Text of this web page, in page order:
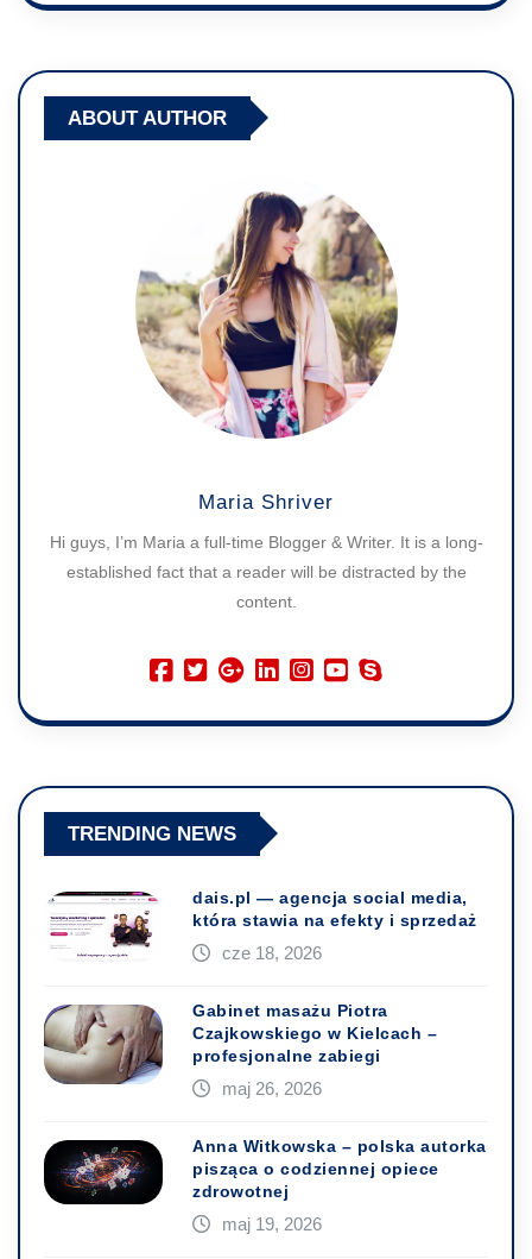
ABOUT AUTHOR
Maria Shriver
Hi guys, I’m Maria a full-time Blogger & Writer. It is a long-
established fact that a reader will be distracted by the
content.
TRENDING NEWS
dais.pl — agencja social media,
która stawia na efekty i sprzedaż
cze 18, 2026
Gabinet masażu Piotra
Czajkowskiego w Kielcach –
profesjonalne zabiegi
maj 26, 2026
Anna Witkowska – polska autorka
pisząca o codziennej opiece
zdrowotnej
maj 19, 2026